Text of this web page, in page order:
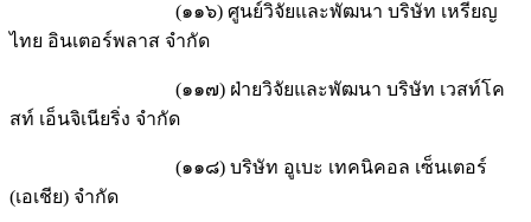
(๑๑๖) ศูนย์วิจัยและพัฒนา บริษัท เหรียญ
ไทย อินเตอร์พลาส จำกัด
(๑๑๗) ฝ่ายวิจัยและพัฒนา บริษัท เวสท์โค
สท์ เอ็นจิเนียริ่ง จำกัด
(๑๑๘) บริษัท อูเบะ เทคนิคอล เซ็นเตอร์
(เอเชีย) จำกัด